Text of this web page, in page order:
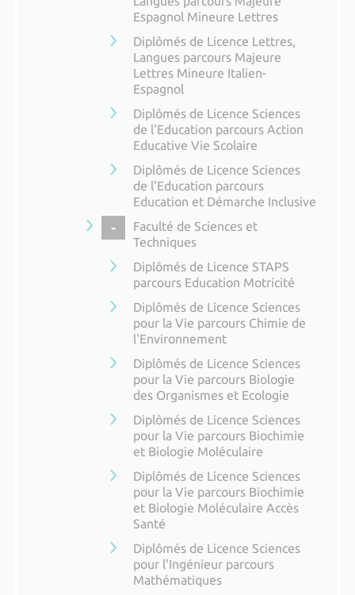
Espagnol Mineure Lettres
Diplômés de Licence Lettres,
Langues parcours Majeure
Lettres Mineure Italien-
Espagnol
Diplômés de Licence Sciences
de l'Education parcours Action
Educative Vie Scolaire
Diplômés de Licence Sciences
de l'Education parcours
Education et Démarche Inclusive
COLLAPSE
Faculté de Sciences et
Techniques
Diplômés de Licence STAPS
parcours Education Motricité
Diplômés de Licence Sciences
pour la Vie parcours Chimie de
l'Environnement
Diplômés de Licence Sciences
pour la Vie parcours Biologie
des Organismes et Ecologie
Diplômés de Licence Sciences
pour la Vie parcours Biochimie
et Biologie Moléculaire
Diplômés de Licence Sciences
pour la Vie parcours Biochimie
et Biologie Moléculaire Accès
Santé
Diplômés de Licence Sciences
pour l'Ingénieur parcours
Mathématiques